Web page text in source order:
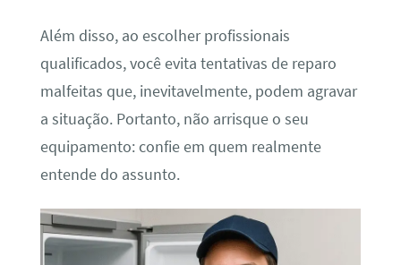
Além disso, ao escolher profissionais
qualificados, você evita tentativas de reparo
malfeitas que, inevitavelmente, podem agravar
a situação. Portanto, não arrisque o seu
equipamento: confie em quem realmente
entende do assunto.